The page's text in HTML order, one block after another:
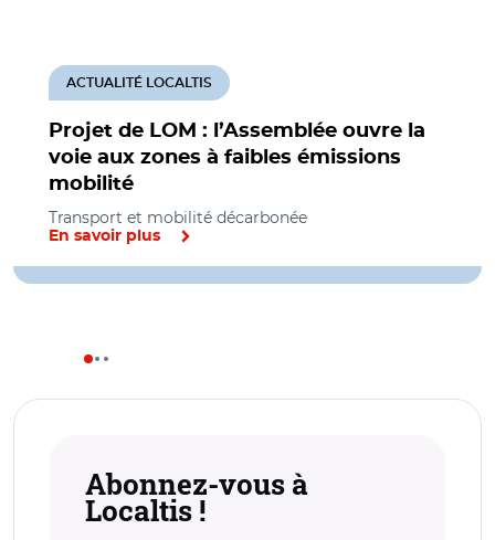
Projet de LOM : l’Assemblée ouvre la
voie aux zones à faibles émissions
mobilité
ACTUALITÉ LOCALTIS
Transport et mobilité décarbonée
En savoir plus
Abonnez-vous à
Localtis !